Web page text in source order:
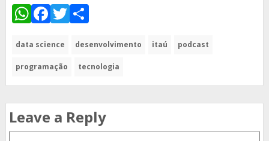
WhatsApp
Facebook
Twitter
data science desenvolvimento itaú podcast
programação tecnologia
Leave a Reply